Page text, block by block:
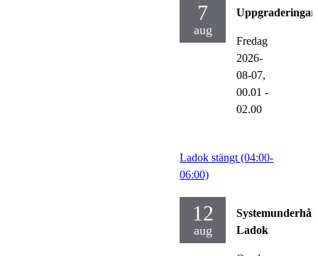
7
aug
Uppgraderingar
Fredag
2026-
08-07,
00.01 -
02.00
Ladok stängt (04:00-
06:00)
12
aug
Systemunderhåll
Ladok